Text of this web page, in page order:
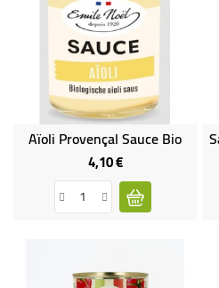
Aïoli Provençal Sauce Bio
4,10 €Prix